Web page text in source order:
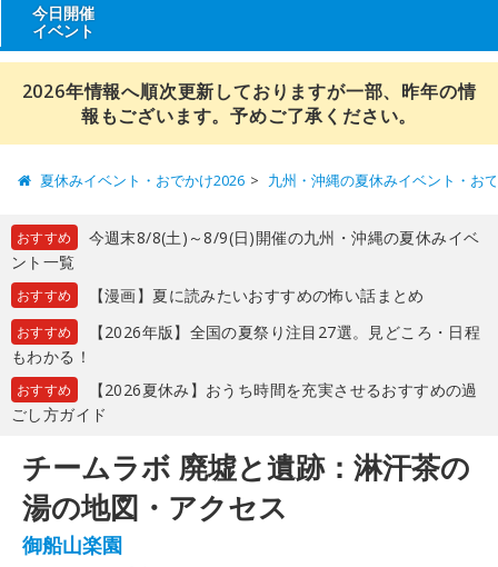
今日開催
イベント
2026年情報へ順次更新しておりますが一部、昨年の情
報もございます。予めご了承ください。
夏休みイベント・おでかけ2026 九州・沖縄の夏休みイベント・お
おすすめ
今週末8/8(土)～8/9(日)開催の九州・沖縄の夏休みイベ
ント一覧
おすすめ 【漫画】夏に読みたいおすすめの怖い話まとめ
おすすめ
【2026年版】全国の夏祭り注目27選。見どころ・日程
もわかる！
おすすめ
【2026夏休み】おうち時間を充実させるおすすめの過
ごし方ガイド
チームラボ 廃墟と遺跡：淋汗茶の
湯の地図・アクセス
御船山楽園